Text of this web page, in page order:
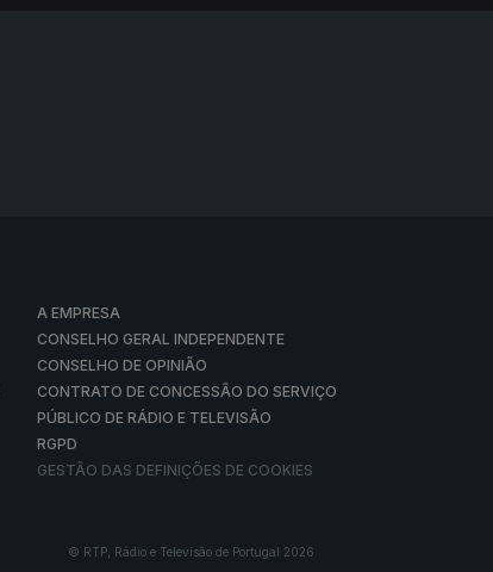
A EMPRESA
CONSELHO GERAL INDEPENDENTE
CONSELHO DE OPINIÃO
CONTRATO DE CONCESSÃO DO SERVIÇO
PÚBLICO DE RÁDIO E TELEVISÃO
RGPD
GESTÃO DAS DEFINIÇÕES DE COOKIES
© RTP, Rádio e Televisão de Portugal 2026